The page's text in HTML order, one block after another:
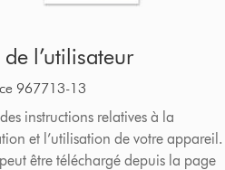
l’utilisateur
967713-13
instructions relatives à la
et l’utilisation de votre appareil.
être téléchargé depuis la page